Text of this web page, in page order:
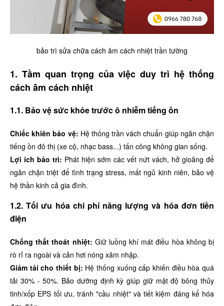
bảo trì sửa chữa cách âm cách nhiệt trần tường
1. Tầm quan trọng của việc duy trì hệ thống
cách âm cách nhiệt
1.1. Bảo vệ sức khỏe trước ô nhiễm tiếng ồn
Chiếc khiên bảo vệ: Hệ thống trần vách chuẩn giúp ngăn chặn
tiếng ồn đô thị (xe cộ, nhạc bass...) tấn công không gian sống.
Lợi ích bảo trì: Phát hiện sớm các vết nứt vách, hở gioăng để
ngăn chặn triệt để tình trạng stress, mất ngủ kinh niên, bảo vệ
hệ thần kinh cả gia đình.
1.2. Tối ưu hóa chi phí năng lượng và hóa đơn tiền
điện
Chống thất thoát nhiệt: Giữ luồng khí mát điều hòa không bị
rò rỉ ra ngoài và cản hơi nóng xâm nhập.
Giảm tải cho thiết bị: Hệ thống xuống cấp khiến điều hòa quá
tải 30% - 50%. Bảo dưỡng định kỳ giúp giữ mật độ bông thủy
tinh/xốp EPS tối ưu, tránh "cầu nhiệt" và tiết kiệm đáng kể hóa